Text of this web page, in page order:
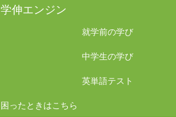
学伸エンジン
就学前の学び
中学生の学び
英単語テスト
困ったときはこちら